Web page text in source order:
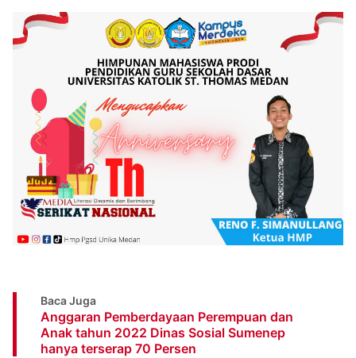
Baca Juga
Anggaran Pemberdayaan Perempuan dan
Anak tahun 2022 Dinas Sosial Sumenep
hanya terserap 70 Persen